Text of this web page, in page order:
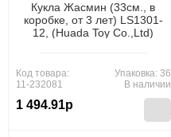
Кукла Жасмин (33см., в
коробке, от 3 лет) LS1301-
12, (Huada Toy Co.,Ltd)
Код товара:
11-232081
1 494.91р
Упаковка: 36
В наличии